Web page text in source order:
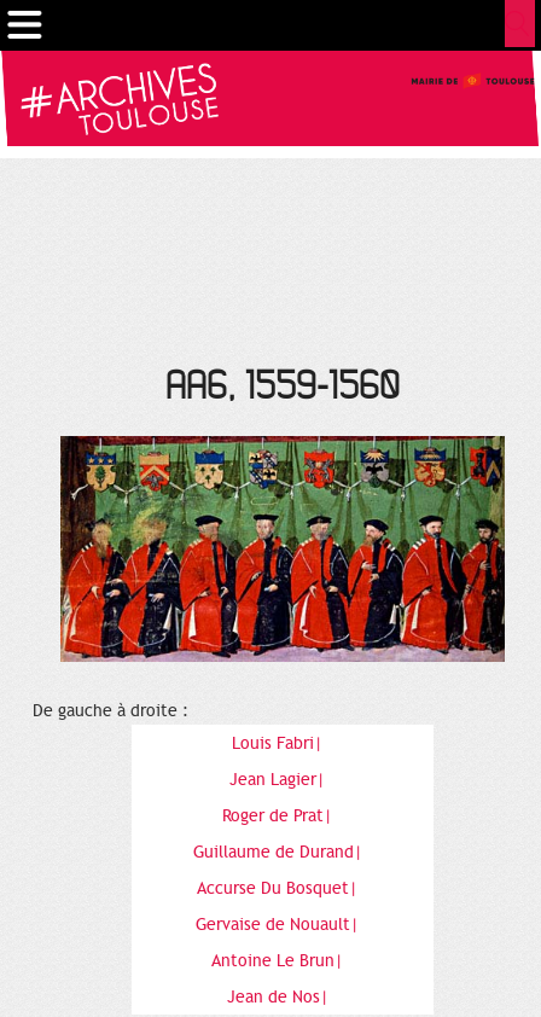
AA6, 1559-1560
De gauche à droite :
Louis Fabri|
Jean Lagier|
Roger de Prat|
Guillaume de Durand|
Accurse Du Bosquet|
Gervaise de Nouault|
Antoine Le Brun|
Jean de Nos|
Cookies management panel